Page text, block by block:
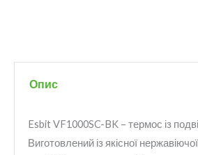
Опис
Esbit VF1000SC-BK – термос із
Виготовлений із якісної